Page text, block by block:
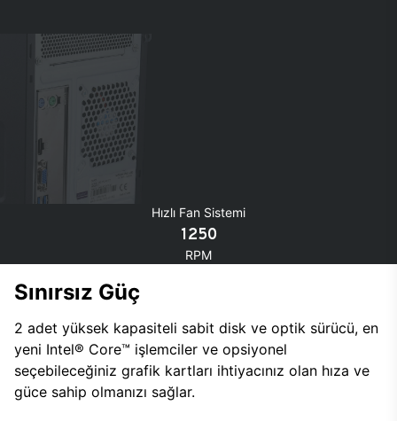
Hızlı Fan Sistemi
1250
RPM
Sınırsız Güç
2 adet yüksek kapasiteli sabit disk ve optik sürücü, en
yeni Intel® Core™ işlemciler ve opsiyonel
seçebileceğiniz grafik kartları ihtiyacınız olan hıza ve
güce sahip olmanızı sağlar.